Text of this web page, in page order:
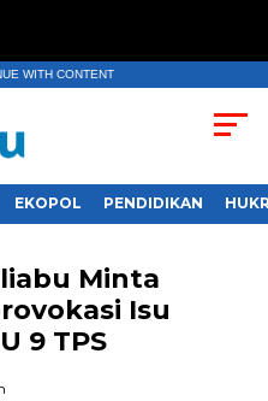
WITH CONTENT
EKOPOL PENDIDIKAN
Minta
Isu
9 TPS